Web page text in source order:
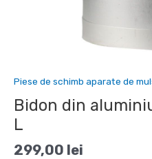
Piese de schimb aparate de
Bidon din
L
299,00 lei